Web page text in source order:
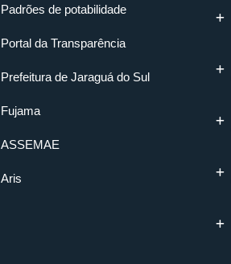
Padrões de potabilidade
Portal da Transparência
Prefeitura de Jaraguá do Sul
Fujama
ASSEMAE
Aris